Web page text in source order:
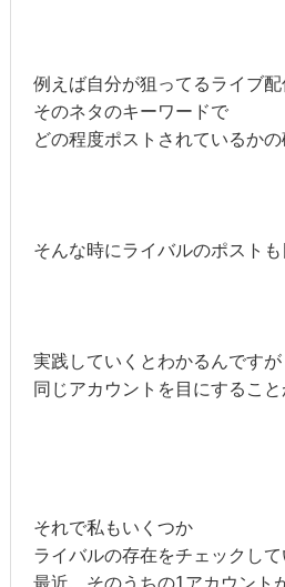
例えば自分が狙ってるライブ配
そのネタのキーワードで
どの程度ポストされているかの
そんな時にライバルのポストも
実践していくとわかるんですが
同じアカウントを目にすること
それで私もいくつか
ライバルの存在をチェックして